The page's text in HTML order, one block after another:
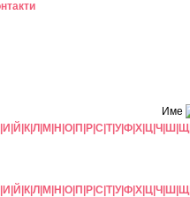
Име
И Й К Л М Н О П Р С Т|У|Ф Х Ц Ч Ш Щ
И Й К Л М Н О П Р С Т|У|Ф Х Ц Ч Ш Щ